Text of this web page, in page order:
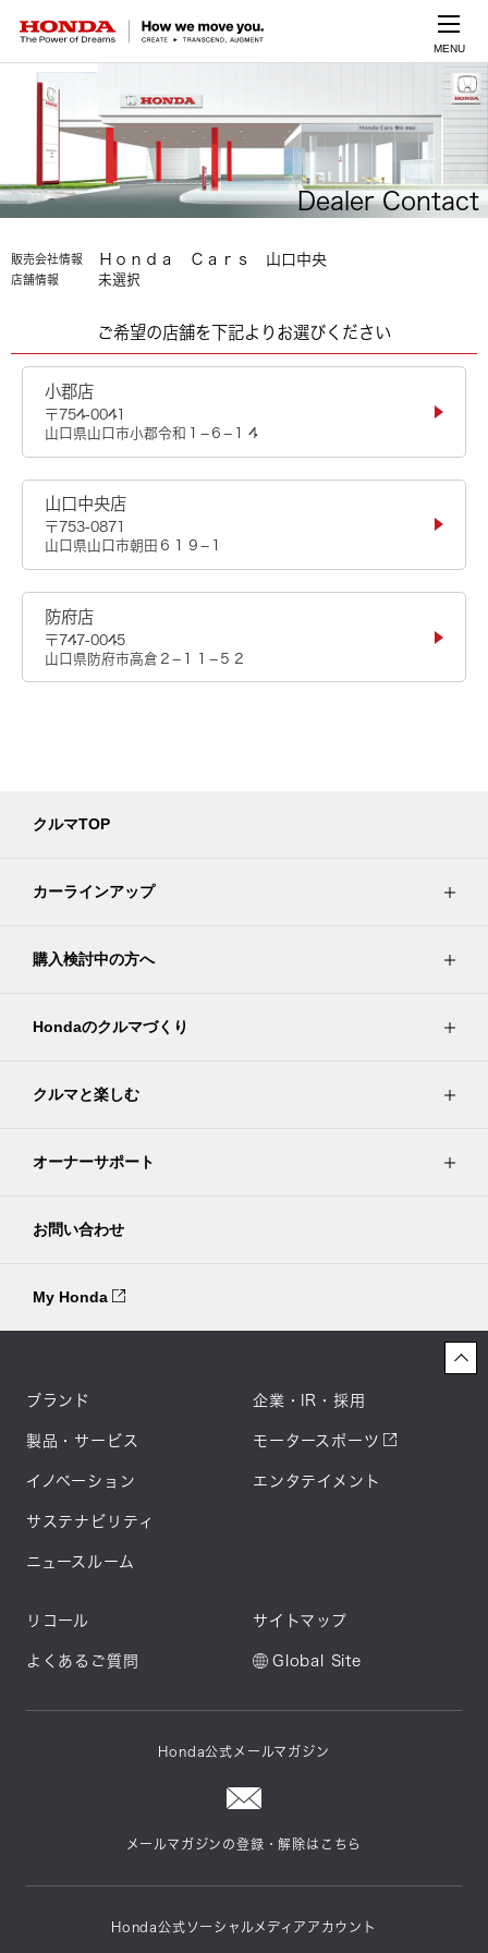
MENU
Dealer Contact
販売会社情報 Ｈｏｎｄａ Ｃａｒｓ 山口中央
店舗情報 未選択
ご希望の店舗を下記よりお選びください
小郡店
〒754-0041
山口県山口市小郡令和１−６−１４
山口中央店
〒753-0871
山口県山口市朝田６１９−１
防府店
〒747-0045
山口県防府市高倉２−１１−５２
クルマTOP
カーラインアップ
購入検討中の方へ
Hondaのクルマづくり
クルマと楽しむ
オーナーサポート
お問い合わせ
My Honda
ブランド
製品・サービス
イノベーション
サステナビリティ
ニュースルーム
企業・IR・採用
モータースポーツ
エンタテイメント
リコール
よくあるご質問
サイトマップ
Global Site
Honda公式メールマガジン
メールマガジンの登録・解除はこちら
Honda公式ソーシャルメディアアカウント